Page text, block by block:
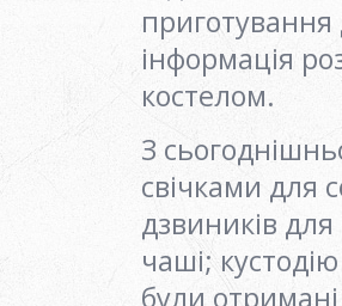
інформація
костелом.
З
свічками для
дзвиників для
чаші;
були